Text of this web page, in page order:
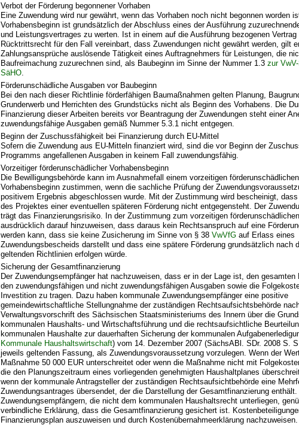
Verbot der Förderung begonnener Vorhaben
Eine Zuwendung wird nur gewährt, wenn das Vorhaben noch nicht begonnen worden
Vorhabensbeginn ist grundsätzlich der Abschluss eines der Ausführung
und Leistungsvertrages zu werten. Ist in einem auf die Ausführung bezogenen Vertrag
Rücktrittsrecht für den Fall vereinbart, dass Zuwendungen nicht gewährt werden, gilt
Zahlungsansprüche auslösende Tätigkeit eines Auftragnehmers für Leistungen, die
Baufreimachung zuzurechnen sind, als Baubeginn im Sinne der Nummer 1.3zur
SäHO
Förderunschädliche Ausgaben vor Baubeginn
Bei den nach dieser Richtlinie förderfähigen Baumaßnahmen gelten Planung,
Grunderwerb und Herrichten des Grundstücks nicht als Beginn des Vorhabens. Die
Finanzierung dieser Arbeiten bereits vor Beantragung der Zuwendungen steht einer
zuwendungsfähige Ausgaben gemäß Nummer 5.3.1 nicht entgegen.
Beginn der Zuschussfähigkeit bei Finanzierung durch EU-Mittel
Sofern die Zuwendung aus EU-Mitteln finanziert wird, sind die vor Beginn der
Programms angefallenen Ausgaben in keinem Fall zuwendungsfähig.
Vorzeitiger förderunschädlicher Vorhabensbeginn
Die Bewilligungsbehörde kann im Ausnahmefall einem vorzeitigen förderunschädlichen
Vorhabensbeginn zustimmen, wenn die sachliche Prüfung der
positivem Ergebnis abgeschlossen wurde. Mit der Zustimmung wird bescheinigt,
des Projektes einer eventuellen späteren Förderung nicht entgegensteht. Der
trägt das Finanzierungsrisiko. In der Zustimmung zum vorzeitigen
ausdrücklich darauf hinzuweisen, dass daraus kein Rechtsanspruch auf eine
werden kann, dass sie keine Zusicherung im Sinne von § 38VwVfG auf Erlass eines
Zuwendungsbescheids darstellt und dass eine spätere Förderung grundsätzlich nach
geltenden Richtlinien erfolgen würde.
Sicherung der Gesamtfinanzierung
Der Zuwendungsempfänger hat nachzuweisen, dass er in der Lage ist, den gesamten
den zuwendungsfähigen und nicht zuwendungsfähigen Ausgaben sowie die
Investition zu tragen. Dazu haben kommunale Zuwendungsempfänger eine positive
gemeindewirtschaftliche Stellungnahme der zuständigen Rechtsaufsichtsbehörde
Verwaltungsvorschrift des Sächsischen Staatsministeriums des Innern über die
kommunalen Haushalts- und Wirtschaftsführung und die rechtsaufsichtliche
kommunalen Haushalte zur dauerhaften Sicherung der kommunalen
Kommunale Haushaltswirtschaft) vom 14. Dezember 2007 (SächsABl. SDr. 2008 S.
jeweils geltenden Fassung, als Zuwendungsvoraussetzung vorzulegen. Wenn der
Maßnahme 50 000 EUR unterschreitet oder wenn die Maßnahme nicht mit
die den Planungszeitraum eines vorliegenden genehmigten Haushaltplanes
wenn der kommunale Antragsteller der zuständigen Rechtsaufsichtbehörde eine
Zuwendungsantrages übersendet, der die Darstellung der Gesamtfinanzierung enthält.
Zuwendungsempfängern, die nicht dem kommunalen Haushaltsrecht unterliegen,
verbindliche Erklärung, dass die Gesamtfinanzierung gesichert ist.
Finanzierungsplan auszuweisen und durch Kostenübernahmeerklärung nachzuweisen.